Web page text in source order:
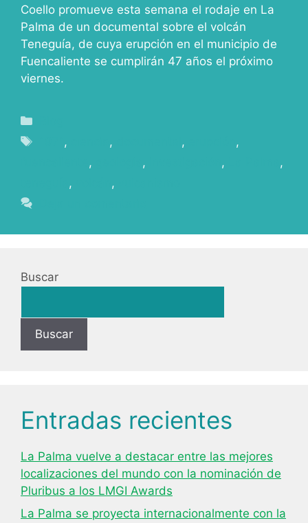
Coello promueve esta semana el rodaje en La
Palma de un documental sobre el volcán
Teneguía, de cuya erupción en el municipio de
Fuencaliente se cumplirán 47 años el próximo
viernes.
, , ,
,
, , ,
,
, ,
Buscar
Buscar
Entradas recientes
La Palma vuelve a destacar entre las mejores
localizaciones del mundo con la nominación de
Pluribus a los LMGI Awards
La Palma se proyecta internacionalmente con la